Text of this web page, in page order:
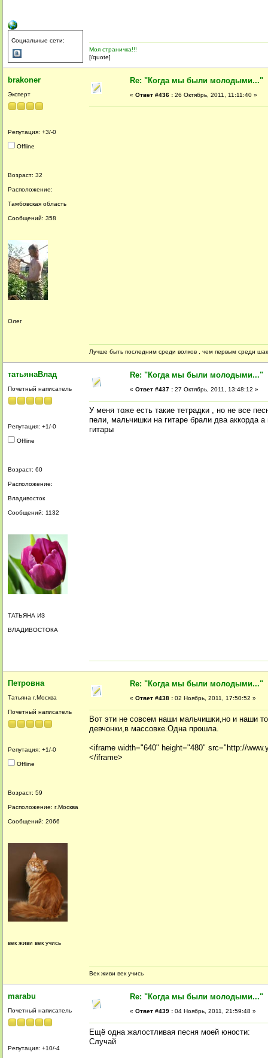
Социальные сети:
Моя страничка!!!
[/quote]
brakoner
Эксперт
Репутация: +3/-0
Offline
Возраст: 32
Расположение:
Тамбовская область
Сообщений: 358
Олег
Re: "Когда мы были молодыми..."
« Ответ #436 : 26 Октябрь, 2011, 11:11:40 »
Лучше быть последним среди волков , чем первым среди
татьянаВлад
Почетный написатель
Репутация: +1/-0
Offline
Возраст: 60
Расположение:
Владивосток
Сообщений: 1132
ТАТЬЯНА ИЗ
ВЛАДИВОСТОКА
Re: "Когда мы были молодыми..."
« Ответ #437 : 27 Октябрь, 2011, 13:48:12 »
У меня тоже есть такие тетрадки , но не все
пели, мальчишки на гитаре брали два аккорда
гитары
Петровна
Татьяна г.Москва
Почетный написатель
Репутация: +1/-0
Offline
Возраст: 59
Расположение: г.Москва
Сообщений: 2066
век живи век учись
Re: "Когда мы были молодыми..."
« Ответ #438 : 02 Ноябрь, 2011, 17:50:52 »
Вот эти не совсем наши мальчишки,но и наши
девчонки,в массовке.Одна прошла.
<iframe width="640" height="480" src="http://
</iframe>
Век живи век учись
marabu
Почетный написатель
Репутация: +10/-4
Re: "Когда мы были молодыми..."
« Ответ #439 : 04 Ноябрь, 2011, 21:59:48 »
Ещё одна жалостливая песня моей юности:
Случай